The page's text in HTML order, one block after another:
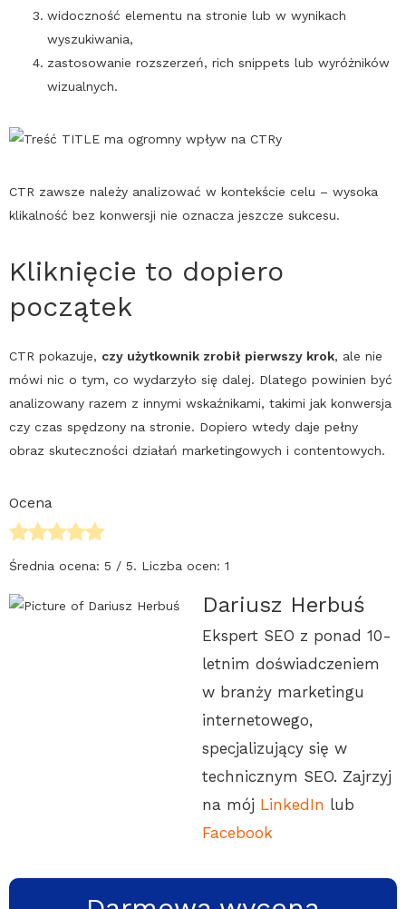
widoczność elementu na stronie lub w wynikach
wyszukiwania,
zastosowanie rozszerzeń, rich snippets lub wyróżników
wizualnych.
CTR zawsze należy analizować w kontekście celu – wysoka
klikalność bez konwersji nie oznacza jeszcze sukcesu.
Kliknięcie to dopiero
początek
CTR pokazuje, czy użytkownik zrobił pierwszy krok, ale nie
mówi nic o tym, co wydarzyło się dalej. Dlatego powinien być
analizowany razem z innymi wskaźnikami, takimi jak konwersja
czy czas spędzony na stronie. Dopiero wtedy daje pełny
obraz skuteczności działań marketingowych i contentowych.
Ocena
Średnia ocena: 5 / 5. Liczba ocen: 1
Dariusz Herbuś
Ekspert SEO z ponad 10-
letnim doświadczeniem
w branży marketingu
internetowego,
specjalizujący się w
technicznym SEO. Zajrzyj
na mój LinkedIn lub
Facebook